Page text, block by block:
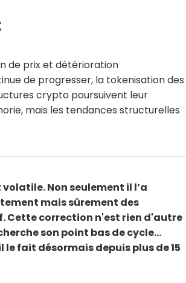
de prix et détérioration
de progresser, la tokenisation des
crypto poursuivent leur
mais les tendances structurelles
Non seulement il l’a
mais sûrement des
Cette correction n'est rien d'autre
son point bas de cycle...
fait désormais depuis plus de 15